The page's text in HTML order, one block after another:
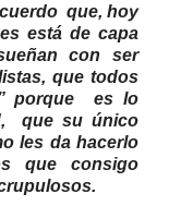
que, hoy
está de capa
con ser
que todos
porque es lo
que su único
les da hacerlo
que consigo